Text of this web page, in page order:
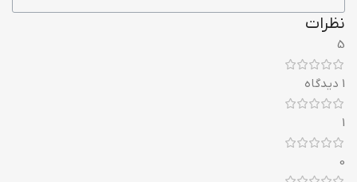
نظرات
5
1 دیدگاه
1
0